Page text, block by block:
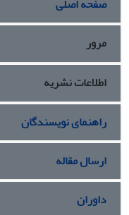
خانواده را مورد اشاره
مرور
اطلاعات نشریه
راهنمای نویسندگان
ارسال مقاله
داوران